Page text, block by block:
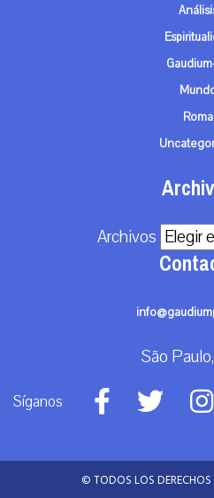
Roma
Archivos
São
Síganos
© TODOS LOS